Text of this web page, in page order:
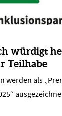
würdigt
Teilhabe
werden als